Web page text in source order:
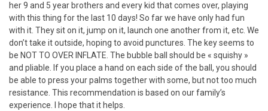
her 9 and 5 year brothers and every kid that comes over, playing
with this thing for the last 10 days! So far we have only had fun
with it. They sit on it, jump on it, launch one another from it, etc. We
don’t take it outside, hoping to avoid punctures. The key seems to
be NOT TO OVER INFLATE. The bubble ball should be « squishy »
and pliable. If you place a hand on each side of the ball, you should
be able to press your palms together with some, but not too much
resistance. This recommendation is based on our family’s
experience. I hope that it helps.